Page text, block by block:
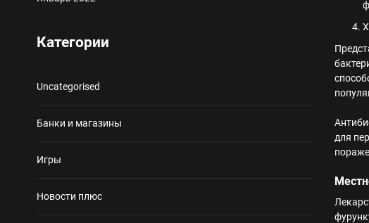
для
Категории
Uncategorised
Банки и магазины
Игры
Новости плюс